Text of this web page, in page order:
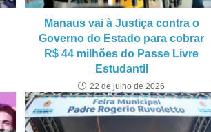
Manaus vai à Justiça contra o
Governo do Estado para cobrar
R$ 44 milhões do Passe Livre
Estudantil
22 de julho de 2026